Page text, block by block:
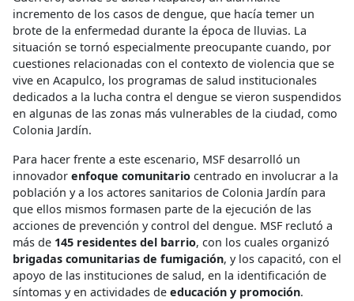
incremento de los casos de dengue, que hacía temer un
brote de la enfermedad durante la época de lluvias. La
situación se tornó especialmente preocupante cuando, por
cuestiones relacionadas con el contexto de violencia que se
vive en Acapulco, los programas de salud institucionales
dedicados a la lucha contra el dengue se vieron suspendidos
en algunas de las zonas más vulnerables de la ciudad, como
Colonia Jardín.
Para hacer frente a este escenario, MSF desarrolló un
innovador enfoque comunitario centrado en involucrar a la
población y a los actores sanitarios de Colonia Jardín para
que ellos mismos formasen parte de la ejecución de las
acciones de prevención y control del dengue. MSF reclutó a
más de 145 residentes del barrio, con los cuales organizó
brigadas comunitarias de fumigación, y los capacitó, con el
apoyo de las instituciones de salud, en la identificación de
síntomas y en actividades de educación y promoción.